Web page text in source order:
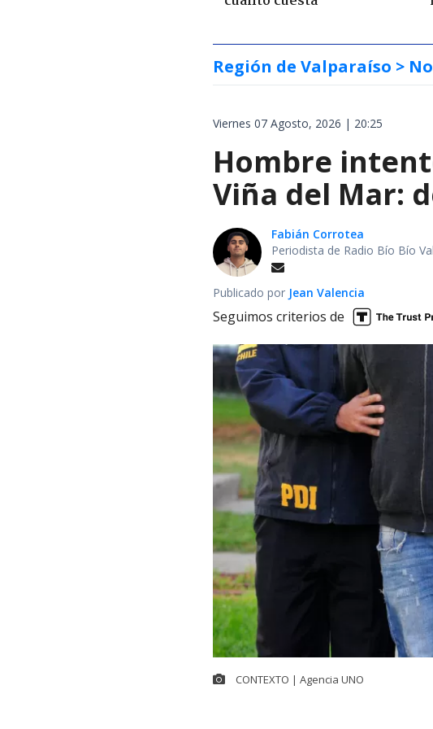
Región de Valparaíso >
Viernes 07 Agosto, 2026 | 20:25
Hombre
Viña del Mar:
Fabián Corrotea
Periodista de Radio Bío Bío
Publicado por Jean Valencia
Seguimos criterios de
CONTEXTO | Agencia UNO